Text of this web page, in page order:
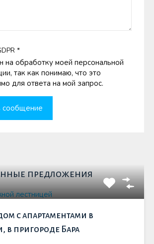
*
на обработку моей персональной
так как понимаю, что это
для ответа на мой запрос.
предложения
с апартаментами в
в пригороде Бара